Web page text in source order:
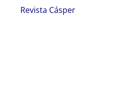
Revista Cásper